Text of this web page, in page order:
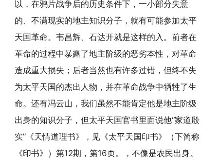
以，在鸦片战争后的历史条件下，一小部分失意
的、不满现实的地主知识分子，就有可能参加太平
天国革命。韦昌辉、石达开就是这样的入。前者在
革命的过程中暴露了地主阶级的恶劣本性，对革命
造成重大损失；后者当然也有许多过错，但终不失
为太平天国的杰出人物，并在革命战争中牺牲了生
命。还有冯云山，我们虽然不能肯定他是地主阶级
出身的知识分子，但太平天国官书里面说他“家道殷
实”《天情道理书》，见《太平天国印书》（下简称
《印书》）第12期，第16页。，不像是农民出身。